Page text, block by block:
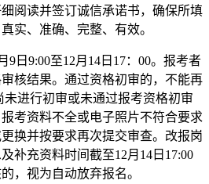
阅读并签订诚信承诺书，确保所填
实、准确、完整、有效。
9日9:00至12月14日17：00。报考者
核结果。通过资格初审的，不能再
进行初审或未通过报考资格初审
考资料不全或电子照片不符合要求
换并按要求再次提交审查。改报岗
补充资料时间截至12月14日17:00
，视为自动放弃报名。